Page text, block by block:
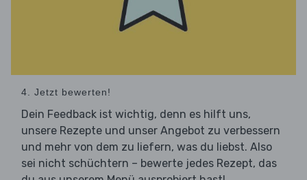
4. Jetzt bewerten!
Dein Feedback ist wichtig, denn es hilft uns,
unsere Rezepte und unser Angebot zu verbessern
und mehr von dem zu liefern, was du liebst. Also
sei nicht schüchtern – bewerte jedes Rezept, das